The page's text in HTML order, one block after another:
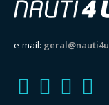
e-mail: